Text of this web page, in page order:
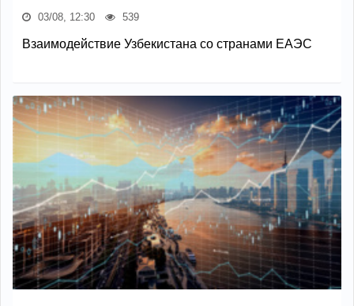
03/08, 12:30 539
Взаимодействие Узбекистана со странами ЕАЭС